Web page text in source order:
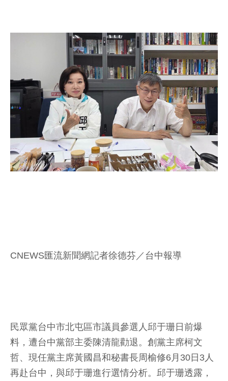
CNEWS匯流新聞網記者徐德芬／台中報導
民眾黨台中市北屯區市議員參選人邱于珊日前爆
料，遭台中黨部主委陳清龍勸退。創黨主席柯文
哲、現任黨主席黃國昌和秘書長周榆修6月30日3人
再赴台中，與邱于珊進行選情分析。邱于珊透露，